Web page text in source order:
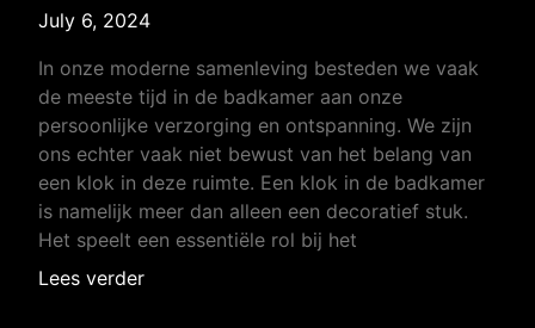
July 6, 2024
In onze moderne samenleving besteden we vaak
de meeste tijd in de badkamer aan onze
persoonlijke verzorging en ontspanning. We zijn
ons echter vaak niet bewust van het belang van
een klok in deze ruimte. Een klok in de badkamer
is namelijk meer dan alleen een decoratief stuk.
Het speelt een essentiële rol bij het
Lees verder